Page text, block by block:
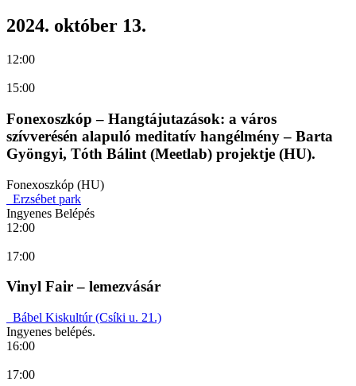
2024. október 13.
12:00
15:00
Fonexoszkóp – Hangtájutazások: a város
szívverésén alapuló meditatív hangélmény – Barta
Gyöngyi, Tóth Bálint (Meetlab) projektje (HU).
Fonexoszkóp (HU)
Erzsébet park
Ingyenes Belépés
12:00
17:00
Vinyl Fair – lemezvásár
Bábel Kiskultúr (Csíki u. 21.)
Ingyenes belépés.
16:00
17:00